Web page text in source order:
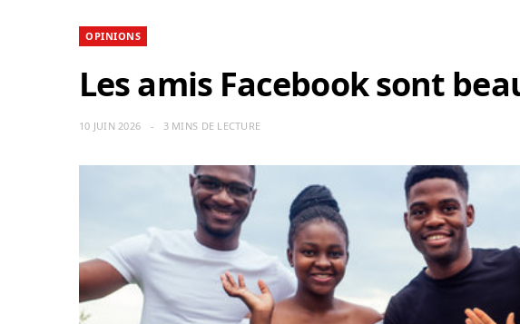
OPINIONS
Les amis Facebook sont
10 JUIN 2026 3 MINS DE LECTURE